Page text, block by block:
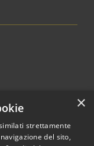
×
strettamente
del sito,